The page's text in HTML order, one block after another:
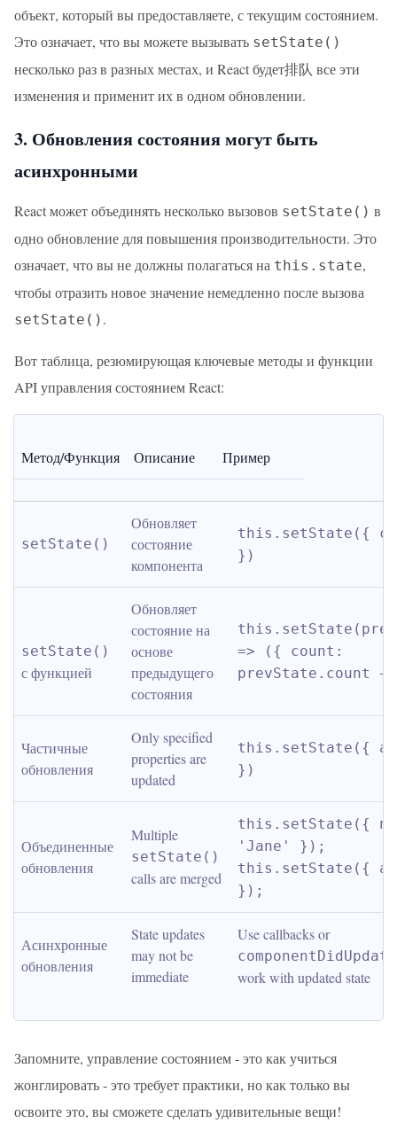
объект, который вы предоставляете, с текущим состоянием.
Это означает, что вы можете вызывать setState()
несколько раз в разных местах, и React будет排队 все эти
изменения и применит их в одном обновлении.
3. Обновления состояния могут быть
асинхронными
React может объединять несколько вызовов setState() в
одно обновление для повышения производительности. Это
означает, что вы не должны полагаться на this.state,
чтобы отразить новое значение немедленно после вызова
setState() .
Вот таблица, резюмирующая ключевые методы и функции
API управления состоянием React:
Метод/Функция Описание Пример
setState()
Обновляет
состояние
компонента
this.setState({
})
setState()
с функцией
Обновляет
состояние на
основе
предыдущего
состояния
=> ({ count:
prevState.count
Частичные
обновления
Only specified
properties are
updated
this.setState({
})
Объединенные
обновления
setState()
calls are merged
this.setState({
'Jane' });
this.setState({
});
Асинхронные
обновления
State updates
may not be
immediate
Use callbacks or
work with updated state
Запомните, управление состоянием - это как учиться
жонглировать - это требует практики, но как только вы
освоите это, вы сможете сделать удивительные вещи!